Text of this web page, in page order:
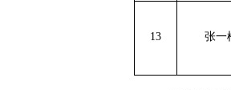
13 张一